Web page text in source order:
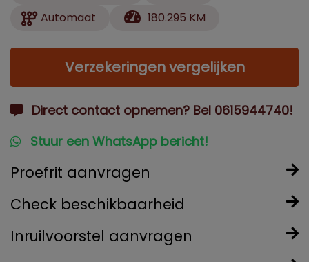
Automaat
180.295 KM
Verzekeringen vergelijken
Direct contact opnemen? Bel 0615944740!
Stuur een WhatsApp bericht!
Proefrit aanvragen
Check beschikbaarheid
Inruilvoorstel aanvragen